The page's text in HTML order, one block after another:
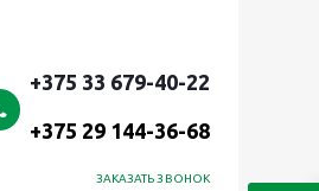
+375 33 679-40-22
+375 29 144-36-68
ЗАКАЗАТЬ ЗВОНОК